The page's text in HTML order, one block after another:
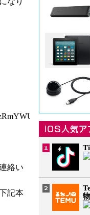
絡い
記本